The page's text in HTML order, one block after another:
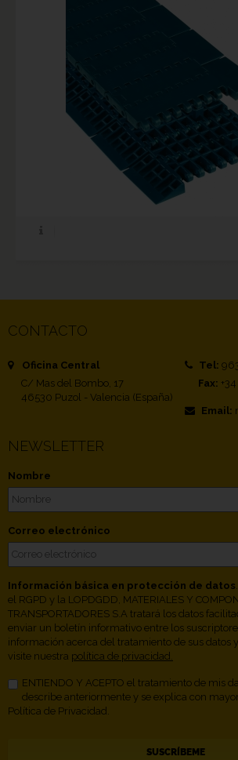
CONTACTO
Oficina Central
C/ Mas del Bombo, 17
46530 Puzol - Valencia (España)
Tel:
Fax:
Email:
NEWSLETTER
Nombre
Correo electrónico
Información básica en protección de datos
el RGPD y la LOPDGDD, MATERIALES Y
TRANSPORTADORES S.A tratará los datos
enviar un boletín informativo entre los
información acerca del tratamiento de sus datos
visite nuestra política de privacidad.
ENTIENDO Y ACEPTO el tratamiento de mis
describe anteriormente y se explica con
Política de Privacidad.